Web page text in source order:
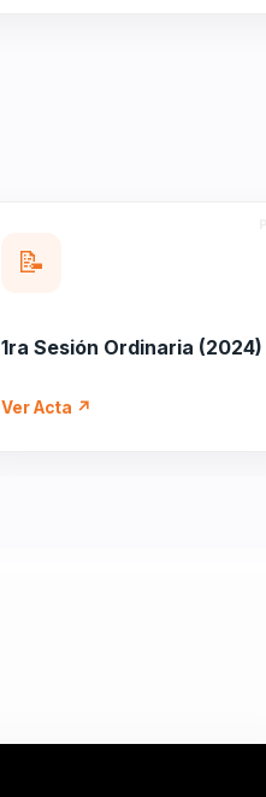
📝
1ra Sesión Ordinaria (2024)
Ver Acta ↗